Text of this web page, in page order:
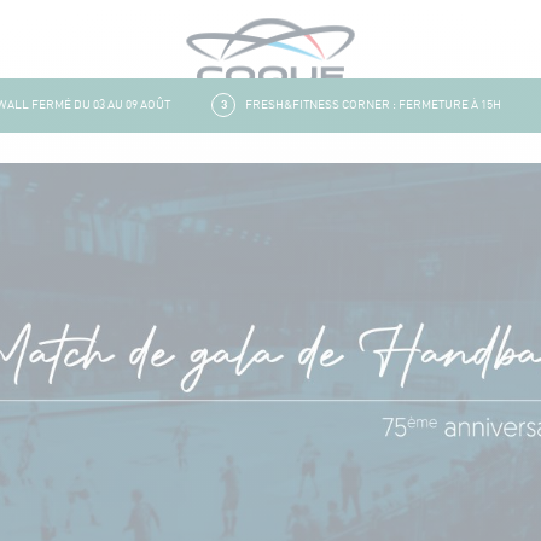
FERMÉ DU 03 AU 09 AOÛT FRESH&FITNESS CORNER : FERMETURE À 15H